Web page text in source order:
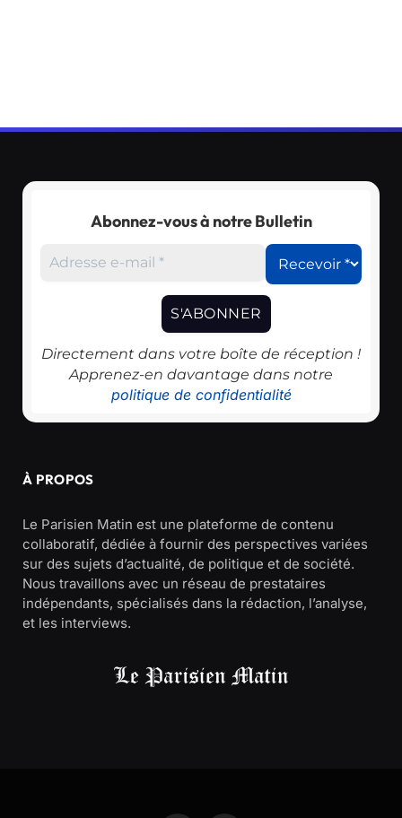
Abonnez-vous à notre Bulletin
Directement dans votre boîte de réception !
Apprenez-en davantage dans notre
politique de confidentialité
À PROPOS
Le Parisien Matin est une plateforme de contenu
collaboratif, dédiée à fournir des perspectives variées
sur des sujets d’actualité, de politique et de société.
Nous travaillons avec un réseau de prestataires
indépendants, spécialisés dans la rédaction, l’analyse,
et les interviews.